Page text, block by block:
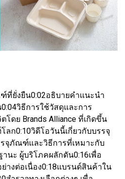
ที่ยั่งยืน0:02อธิบายคำแนะนำ
วิธีการใช้วัสดุและการ
ดย Brands Alliance ที่เกิดขึ้น
ก0:10วิดีโอวันนี้เกี่ยวกับบรรจุ
จุภัณฑ์และวิธีการที่เหมาะกับ
านะ ผู้บริโภคผลักดัน0:16เพื่อ
งต่อเนื่อง0:18แบรนด์สินค้าใน